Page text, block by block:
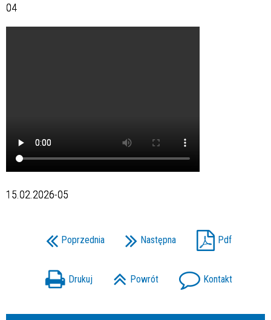
04
15.02.2026-05
Poprzednia Następna Pdf
Drukuj Powrót Kontakt